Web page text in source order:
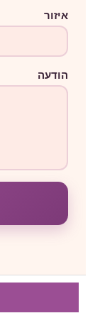
ל
א
איזור
הודעה